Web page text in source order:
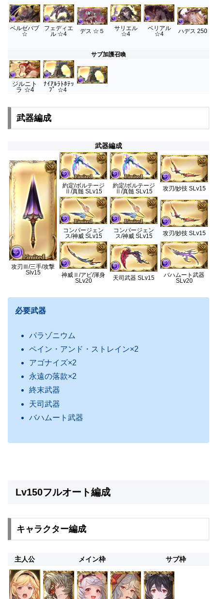
ベルゼバブ
☆
フェディエ
ル ☆4
デス ☆５
サリエル
☆4
ベリアル
☆4
ハデス 250
サブ加護召喚
ジルニト
ラ ☆4
ﾅｲｱﾙﾗﾄﾎﾃｯ
ﾌﾟ ☆4
武器編成
武器編成
攻刃Ⅲ/三手/攻撃
Slv15
約定/ボルテージ
Ⅱ/真髄 SLv15
約定/ボルテージ
Ⅱ/真髄 SLv15
攻刃/妙技 SLv15
コンバージェン
ス/神威 SLv15
コンバージェン
ス/神威 SLv15
攻刃/妙技 SLv15
神威Ⅱ/アビ/渾身
SLv20
天司武器 SLv15
バハムート武器
SLv20
必要武器
パラゾニウム
ペイン・アンド・ストレイン×2
アゴナイズ×2
永遠の落款×2
終末武器
天司武器
バハムート武器
Lv150フルオート編成
キャラクター編成
主人公 メイン枠 サブ枠